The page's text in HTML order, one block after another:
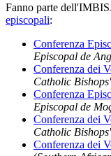
Fanno parte
episcopali:
Conferenza
Episcopal de
Conferenza dei
Catholic
Conferenza
Episcopal de
Conferenza dei
Catholic
Conferenza dei